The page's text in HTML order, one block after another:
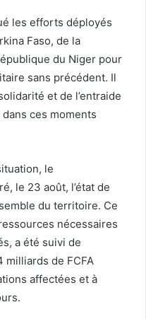
les efforts déployés
Faso, de la
du Niger pour
sans précédent. Il
et de l’entraide
ces moments
le
le 23 août, l’état de
du territoire. Ce
nécessaires
a été suivi de
milliards de FCFA
affectées et à